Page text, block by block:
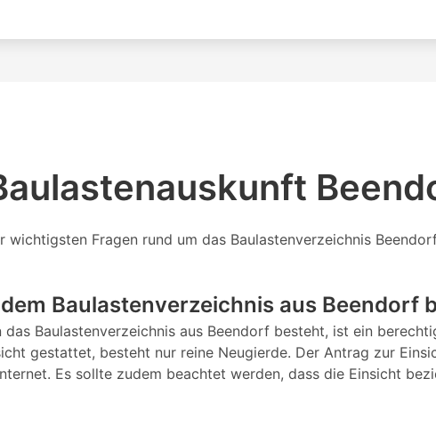
wichtigsten Fragen rund um das Baulastenverzeichnis
Baulastenverzeichnis aus Beendorf
Baulastenverzeichnis aus Beendorf besteht, ist ein
gestattet, besteht nur reine Neugierde. Der Antrag zur
Es sollte zudem beachtet werden, dass die Einsicht